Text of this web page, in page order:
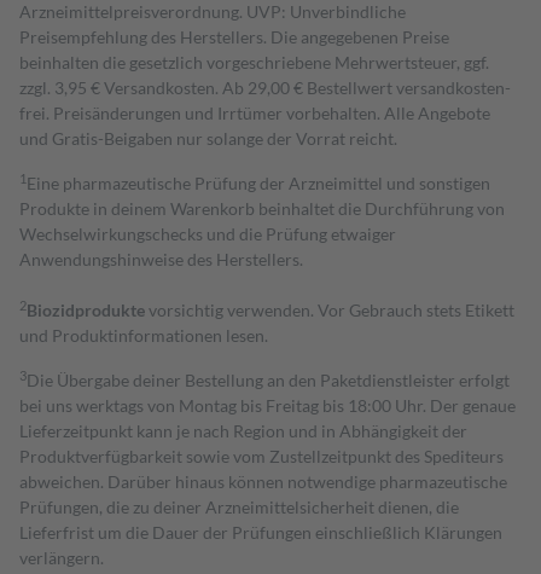
Arzneimittelpreisverordnung. UVP: Unverbindliche
Preisempfehlung des Herstellers. Die angegebenen Preise
beinhalten die gesetzlich vorgeschriebene Mehrwertsteuer, ggf.
zzgl. 3,95 € Versandkosten. Ab 29,00 € Bestell­wert versand­kosten­
frei. Preisänderungen und Irrtümer vorbehalten. Alle Angebote
und Gratis-Beigaben nur solange der Vorrat reicht.
1 Eine pharmazeutische Prüfung der Arzneimittel und sonstigen
Produkte in deinem Warenkorb beinhaltet die Durchführung von
Wechselwirkungschecks und die Prüfung etwaiger
Anwendungshinweise des Herstellers.
2Biozidproduktevorsichtig verwenden. Vor Gebrauch stets Etikett
und Produktinformationen lesen.
3Die Übergabe deiner Bestellung an den Paketdienstleister erfolgt
bei uns werktags von Montag bis Freitag bis 18:00 Uhr. Der genaue
Lieferzeitpunkt kann je nach Region und in Abhängigkeit der
Produktverfügbarkeit sowie vom Zustellzeitpunkt des Spediteurs
abweichen. Darüber hinaus können notwendige pharmazeutische
Prüfungen, die zu deiner Arzneimittelsicherheit dienen, die
Lieferfrist um die Dauer der Prüfungen einschließlich Klärungen
verlängern.